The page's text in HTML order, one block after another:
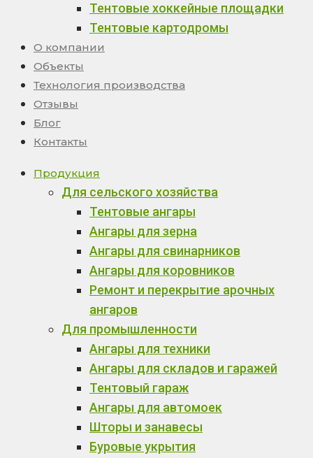
Тентовые хоккейные площадки
Тентовые картодромы
О компании
Объекты
Технология производства
Отзывы
Блог
Контакты
Продукция
Для сельского хозяйства
Тентовые ангары
Ангары для зерна
Ангары для свинарников
Ангары для коровников
Ремонт и перекрытие арочных
ангаров
Для промышленности
Ангары для техники
Ангары для складов и гаражей
Тентовый гараж
Ангары для автомоек
Шторы и занавесы
Буровые укрытия